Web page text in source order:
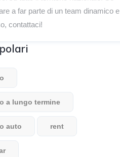
a far parte di un team dinamico e
contattaci!
a lungo termine
auto rent